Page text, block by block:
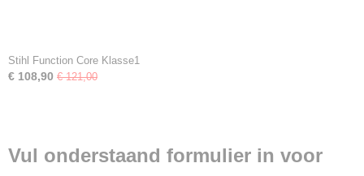
Stihl Function Core Klasse1
€ 108,90 € 121,00
Vul onderstaand formulier in voor